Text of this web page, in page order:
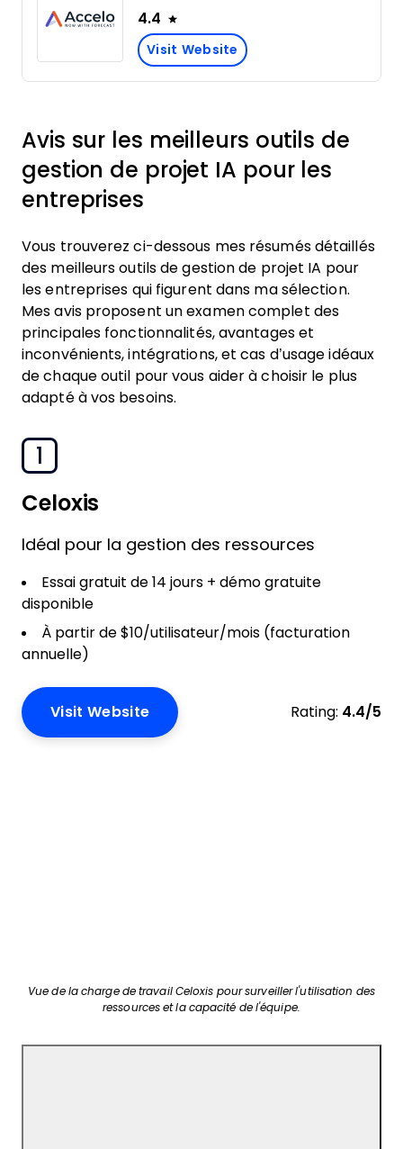
4.4
Visit Website
Avis sur les meilleurs outils de
gestion de projet IA pour les
entreprises
Vous trouverez ci-dessous mes résumés détaillés
des meilleurs outils de gestion de projet IA pour
les entreprises qui figurent dans ma sélection.
Mes avis proposent un examen complet des
principales fonctionnalités, avantages et
inconvénients, intégrations, et cas d’usage idéaux
de chaque outil pour vous aider à choisir le plus
adapté à vos besoins.
1
Celoxis
Idéal pour la gestion des ressources
Essai gratuit de 14 jours + démo gratuite
disponible
À partir de $10/utilisateur/mois (facturation
annuelle)
Visit Website Rating: 4.4/5
Vue de la charge de travail Celoxis pour surveiller l'utilisation des
ressources et la capacité de l'équipe.